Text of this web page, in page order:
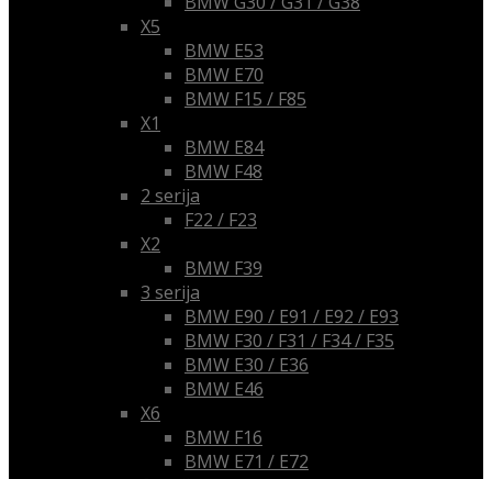
X5
BMW E53
BMW E70
BMW F15 / F85
X1
BMW E84
BMW F48
2 serija
F22 / F23
X2
BMW F39
3 serija
BMW E90 / E91 / E92 / E93
BMW F30 / F31 / F34 / F35
BMW E30 / E36
BMW E46
X6
BMW F16
BMW E71 / E72